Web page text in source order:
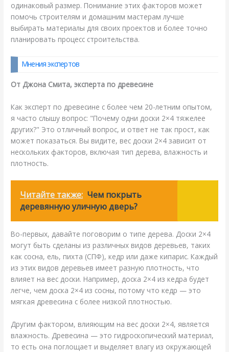
одинаковый размер. Понимание этих факторов может
помочь строителям и домашним мастерам лучше
выбирать материалы для своих проектов и более точно
планировать процесс строительства.
Мнения экспертов
От Джона Смита, эксперта по древесине
Как эксперт по древесине с более чем 20-летним опытом,
я часто слышу вопрос: "Почему одни доски 2×4 тяжелее
других?" Это отличный вопрос, и ответ не так прост, как
может показаться. Вы видите, вес доски 2×4 зависит от
нескольких факторов, включая тип дерева, влажность и
плотность.
Читайте также: Чем покрыть
деревянную уличную дверь?
Во-первых, давайте поговорим о типе дерева. Доски 2×4
могут быть сделаны из различных видов деревьев, таких
как сосна, ель, пихта (СПФ), кедр или даже кипарис. Каждый
из этих видов деревьев имеет разную плотность, что
влияет на вес доски. Например, доска 2×4 из кедра будет
легче, чем доска 2×4 из сосны, потому что кедр — это
мягкая древесина с более низкой плотностью.
Другим фактором, влияющим на вес доски 2×4, является
влажность. Древесина — это гидроскопический материал,
то есть она поглощает и выделяет влагу из окружающей